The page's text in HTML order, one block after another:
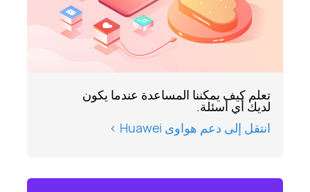
تعلم كيف يمكننا المساعدة عندما يكون
لديك أي أسئلة.
انتقل إلى دعم هواوى Huawei >